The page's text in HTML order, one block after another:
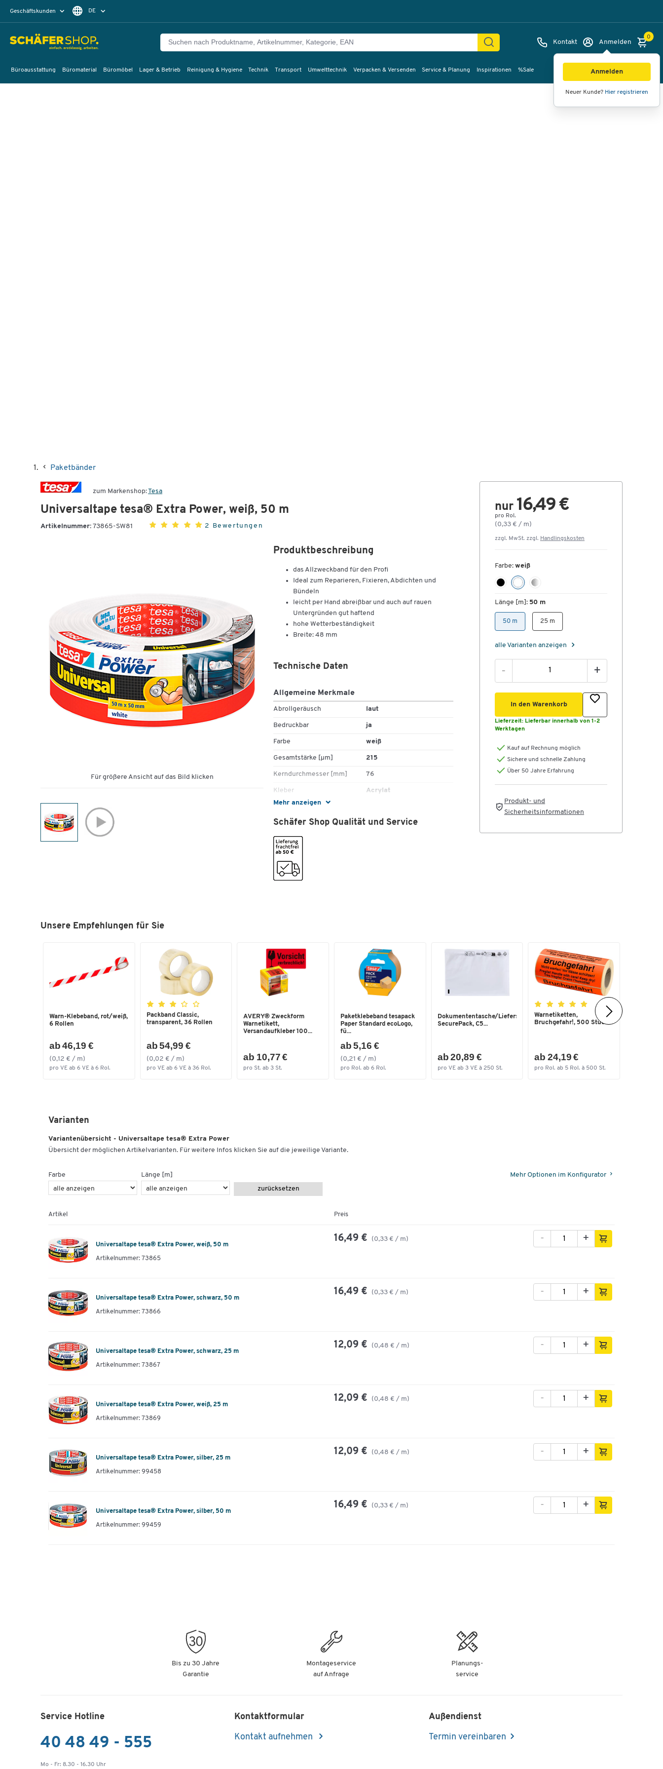
Geschäftskunden DE
Kontakt Anmelden
Anmelden
Neuer Kunde? Hier registrieren
0
Büroausstattung Büromaterial Büromöbel Lager & Betrieb Reinigung & Hygiene Technik Transport Umwelttechnik Verpacken & Versenden Service & Planung Inspirationen %Sale
Paketbänder
zum Markenshop:Tesa
Universaltape tesa® Extra Power, weiß, 50 m
Artikelnummer: 73865-SW81 2 Bewertungen
Für größere Ansicht auf das Bild klicken
Produktbeschreibung
das Allzweckband für den Profi
Ideal zum Reparieren, Fixieren, Abdichten und
Bündeln
leicht per Hand abreißbar und auch auf rauen
Untergründen gut haftend
hohe Wetterbeständigkeit
Breite: 48 mm
Mehr anzeigen
Technische Daten
Allgemeine Merkmale
Abrollgeräusch laut
Bedruckbar ja
Farbe weiß
Gesamtstärke [µm] 215
Kerndurchmesser [mm] 76
Kleber Acrylat
Länge [m]
Material Folie
Selbstklebend
Stück pro Paket
Maße
Schäfer Shop Qualität und Service
nur 16,49 €
pro Rol.
(0,33 € / m)
zzgl. MwSt. zzgl. Handlingskosten
Farbe: weiß
Länge [m]: 50 m
50 m 25 m
alle Varianten anzeigen
- +
In den Warenkorb
Lieferzeit: Lieferbar innerhalb von 1-2
Werktagen
Kauf auf Rechnung möglich
Sichere und schnelle Zahlung
Über 50 Jahre Erfahrung
Produkt- und
Sicherheitsinformationen
Unsere Empfehlungen für Sie
Warn-Klebeband, rot/weiß,
6 Rollen
ab 46,19 €
(0,12 € / m)
pro VE ab 6 VE à 6 Rol.
Packband Classic,
transparent, 36 Rollen
ab 54,99 €
(0,02 € / m)
pro VE ab 6 VE à 36 Rol.
AVERY® Zweckform
Warnetikett,
Versandaufkleber 100...
ab 10,77 €
pro St. ab 3 St.
Paketklebeband tesapack
Paper Standard ecoLogo,
fü...
ab 5,16 €
(0,21 € / m)
pro Rol. ab 6 Rol.
Dokumententasche/Lieferscheintasche
SecurePack, C5...
ab 20,89 €
pro VE ab 3 VE à 250 St.
Warnetiketten,
Bruchgefahr!, 500 Stück
ab 24,19 €
pro Rol. ab 5 Rol. à 500 St.
Varianten
Variantenübersicht - Universaltape tesa® Extra Power
Übersicht der möglichen Artikelvarianten. Für weitere Infos klicken Sie auf die jeweilige Variante.
Farbe
Länge [m]
zurücksetzen
Mehr Optionen im Konfigurator
Artikel Preis
Universaltape tesa® Extra Power, weiß, 50 m
Artikelnummer: 73865
16,49 € (0,33 € / m) +
-
Universaltape tesa® Extra Power, schwarz, 50 m
Artikelnummer: 73866
16,49 € (0,33 € / m) +
-
Universaltape tesa® Extra Power, schwarz, 25 m
Artikelnummer: 73867
12,09 € (0,48 € / m) +
-
Universaltape tesa® Extra Power, weiß, 25 m
Artikelnummer: 73869
12,09 € (0,48 € / m) +
-
Universaltape tesa® Extra Power, silber, 25 m
Artikelnummer: 99458
12,09 € (0,48 € / m) +
-
Universaltape tesa® Extra Power, silber, 50 m
Artikelnummer: 99459
16,49 € (0,33 € / m) +
-
Bilder Videos 360°-Ansicht
Bis zu 30 Jahre
Garantie
Montageservice
auf Anfrage
Planungs-
service
Service Hotline
40 48 49 - 555
Mo - Fr: 8.30 - 16.30 Uhr
Kontaktformular
Kontakt aufnehmen
Außendienst
Termin vereinbaren